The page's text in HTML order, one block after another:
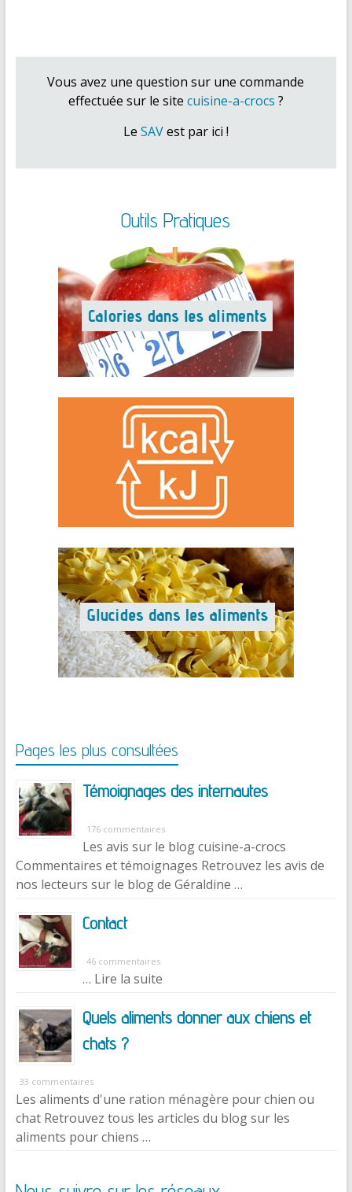
Vous avez une question sur une commande
effectuée sur le site cuisine-a-crocs ?
Le SAVest par ici !
Outils Pratiques
Pages les plus consultées
Témoignages des internautes
176 commentaires
Les avis sur le blog cuisine-a-crocs
Commentaires et témoignages Retrouvez les avis de
nos lecteurs sur le blog de Géraldine …
Contact
46 commentaires
… Lire la suite
Quels aliments donner aux chiens et
chats ?
33 commentaires
Les aliments d'une ration ménagère pour chien ou
chat Retrouvez tous les articles du blog sur les
aliments pour chiens …